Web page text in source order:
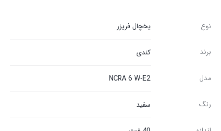
نوع یخچال فریزر
برند کندی
مدل NCRA 6 W-E2
رنگ سفید